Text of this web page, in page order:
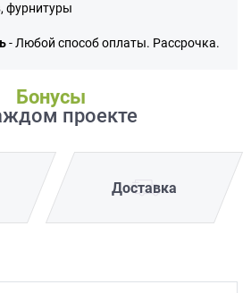
фурнитуры
- Любой способ оплаты. Рассрочка.
Бонусы
проекте
Доставка